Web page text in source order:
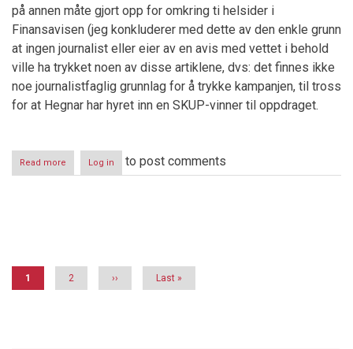
på annen måte gjort opp for omkring ti helsider i
Finansavisen (jeg konkluderer med dette av den enkle grunn
at ingen journalist eller eier av en avis med vettet i behold
ville ha trykket noen av disse artiklene, dvs: det finnes ikke
noe journalistfaglig grunnlag for å trykke kampanjen, til tross
for at Hegnar har hyret inn en SKUP-vinner til oppdraget.
Read more about
Zero-
Log in to post comments
Current
page
1 Page
2
Next
page
››
Last
page
Last »